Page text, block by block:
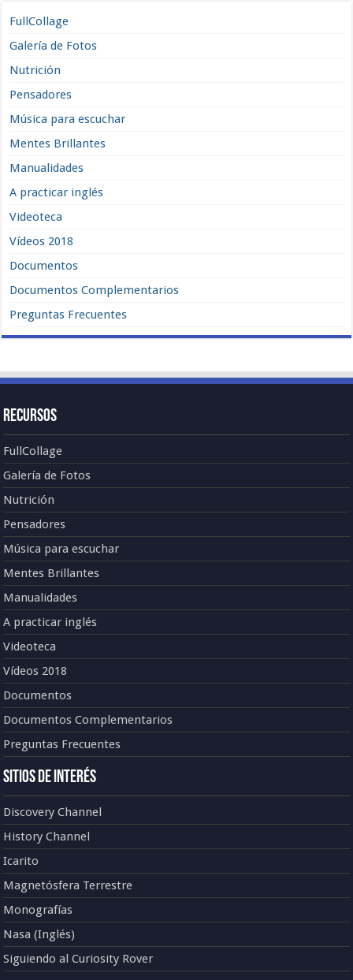
FullCollage
Galería de Fotos
Nutrición
Pensadores
Música para escuchar
Mentes Brillantes
Manualidades
A practicar inglés
Videoteca
Vídeos 2018
Documentos
Documentos Complementarios
Preguntas Frecuentes
Recursos
FullCollage
Galería de Fotos
Nutrición
Pensadores
Música para escuchar
Mentes Brillantes
Manualidades
A practicar inglés
Videoteca
Vídeos 2018
Documentos
Documentos Complementarios
Preguntas Frecuentes
Sitios de Interés
Discovery Channel
History Channel
Icarito
Magnetósfera Terrestre
Monografías
Nasa (Inglés)
Siguiendo al Curiosity Rover